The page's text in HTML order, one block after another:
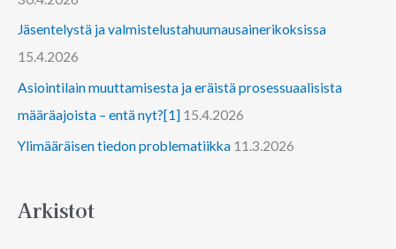
Jäsentelystä ja valmistelustahuumausainerikoksissa
15.4.2026
Asiointilain muuttamisesta ja eräistä prosessuaalisista
määräajoista – entä nyt?[1] 15.4.2026
Ylimääräisen tiedon problematiikka 11.3.2026
Arkistot